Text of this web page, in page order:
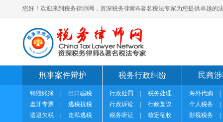
您好！欢迎来到税务律师网，资深税务律师&著名税法专家为您提供卓越的
刑事案件辩护
销毁账簿
出口骗税
虚开专票
逃税抗税
逃避欠税
走私逃税
税务行政纠纷
行政处罚
税务处理
行政诉讼
行政复议
税务听证
核定征收
民商
海外代购
个人税务
影视税务